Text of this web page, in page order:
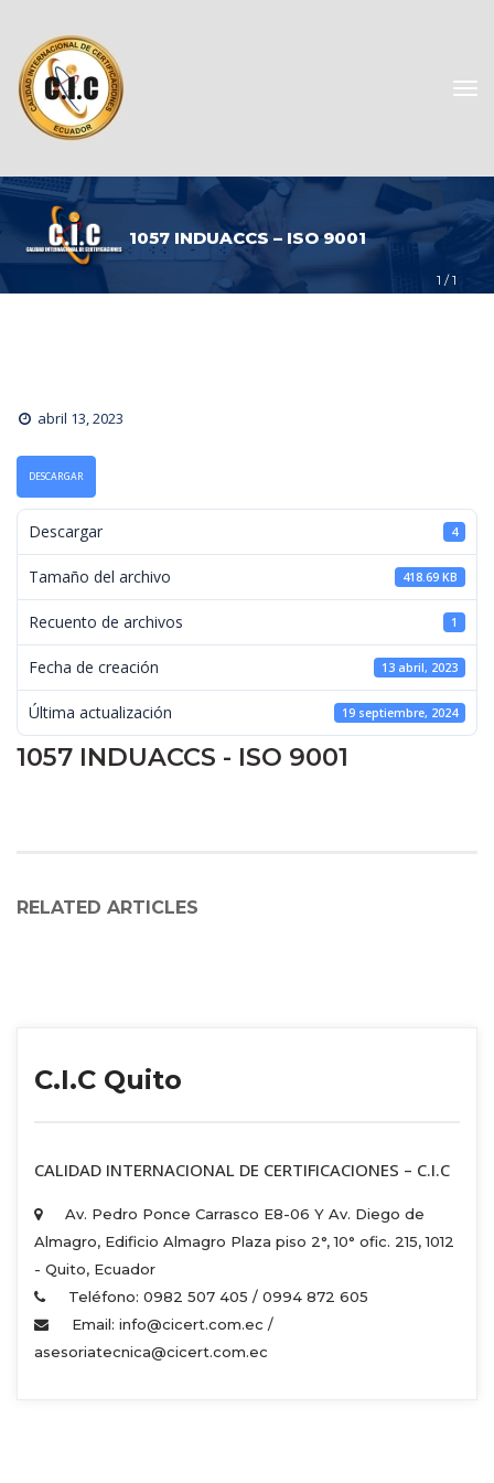
1 / 1
1057 INDUACCS – ISO 9001
abril 13, 2023
DESCARGAR
Descargar 4
Tamaño del archivo 418.69 KB
Recuento de archivos 1
Fecha de creación 13 abril, 2023
Última actualización 19 septiembre, 2024
1057 INDUACCS - ISO 9001
RELATED ARTICLES
C.I.C Quito
CALIDAD INTERNACIONAL DE CERTIFICACIONES – C.I.C
Av. Pedro Ponce Carrasco E8-06 Y Av. Diego de
Almagro, Edificio Almagro Plaza piso 2°, 10° ofic. 215, 1012
- Quito, Ecuador
Teléfono: 0982 507 405 / 0994 872 605
Email: info@cicert.com.ec /
asesoriatecnica@cicert.com.ec